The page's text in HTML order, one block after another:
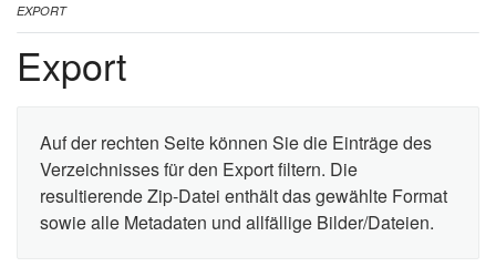
KONTAKT
EXPORT
Export
Auf der rechten Seite können Sie die Einträge des
Verzeichnisses für den Export filtern. Die
resultierende Zip-Datei enthält das gewählte Format
sowie alle Metadaten und allfällige Bilder/Dateien.